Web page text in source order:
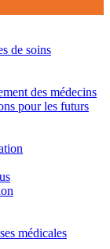
de soins
des médecins
pour les futurs
médicales